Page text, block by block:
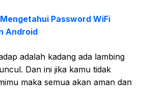
Password WiFi
Android
adalah kadang ada lambing
Dan ini jika kamu tidak
maka semua akan aman dan